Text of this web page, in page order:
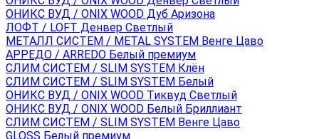
ОНИКС ВУД / ONIX WOOD Дуб Аризона
ЛОФТ / LOFT Денвер Светлый
МЕТАЛЛ СИСТЕМ / METAL SYSTEM Венге Цаво
АРРЕДО / ARREDO Белый премиум
СЛИМ СИСТЕМ / SLIM SYSTEM Клён
СЛИМ СИСТЕМ / SLIM SYSTEM Белый
ОНИКС ВУД / ONIX WOOD Тиквуд Светлый
ОНИКС ВУД / ONIX WOOD Белый Бриллиант
СЛИМ СИСТЕМ / SLIM SYSTEM Венге Цаво
GLOSS Белый премиум